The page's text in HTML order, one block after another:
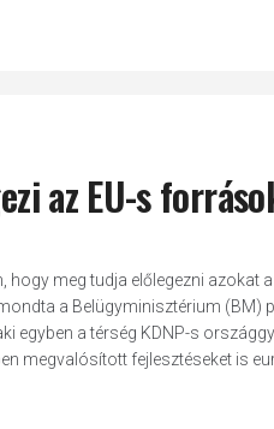
az EU-s
meg tudja előlegezni azokat
a Belügyminisztérium
egyben a térség KDNP-s
megvalósított fejlesztéseket is